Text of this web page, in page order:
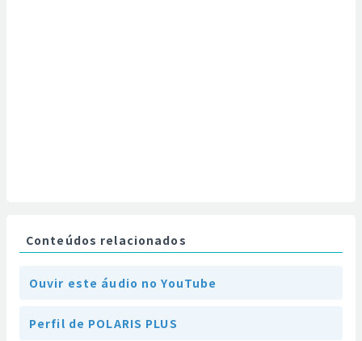
Conteúdos relacionados
Ouvir este áudio no YouTube
Perfil de POLARIS PLUS